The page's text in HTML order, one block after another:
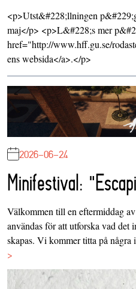
<p>Utst&#228;llningen
maj</p> <p>L&#228;s mer
href="http://www.hff.gu.se/
ens websida</a>.</p>
2026-06-24
Minifestival:
Välkommen till en eftermiddag
användas för att utforska vad det
skapas. Vi kommer titta på
>